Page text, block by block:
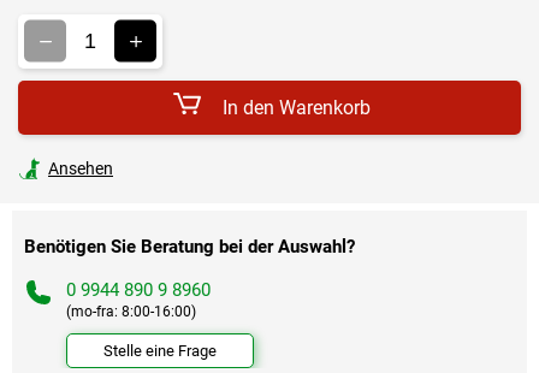
In den Warenkorb
Ansehen
Benötigen Sie Beratung bei der Auswahl?
0 9944 890 9 8960
(mo-fra: 8:00-16:00)
Stelle eine Frage